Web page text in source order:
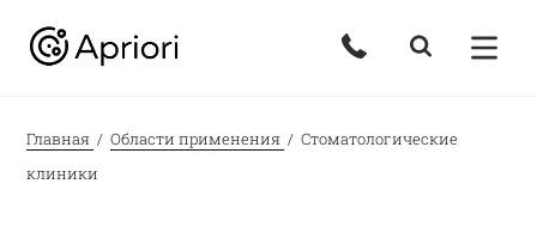
Главная Области применения
Стоматологические
клиники